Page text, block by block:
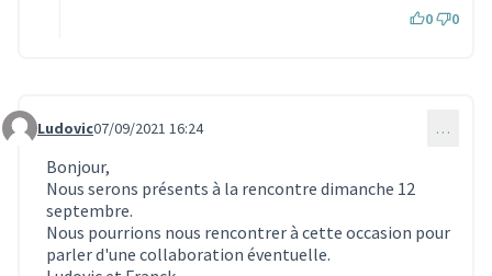
0 0
Commentaire 1092
Ludovic07/09/2021 16:24 …
Bonjour,
Nous serons présents à la rencontre dimanche 12
septembre.
Nous pourrions nous rencontrer à cette occasion pour
parler d'une collaboration éventuelle.